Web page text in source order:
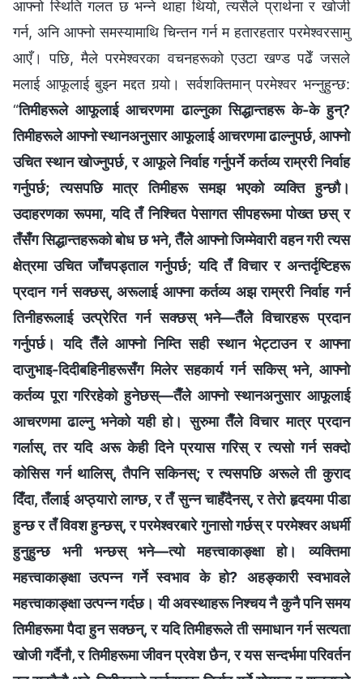
आफ्नो स्थिति गलत छ भन्ने थाहा थियो, त्यसैले प्रार्थना र खोजी
गर्न, अनि आफ्नो समस्यामाथि चिन्तन गर्न म हतारहतार परमेश्‍वरसामु
आएँ। पछि, मैले परमेश्‍वरका वचनहरूको एउटा खण्ड पढेँ जसले
मलाई आफूलाई बुझ्न मद्दत गर्‍यो। सर्वशक्तिमान्‌ परमेश्‍वर भन्‍नुहुन्छ:
“तिमीहरूले आफूलाई आचरणमा ढाल्नुका सिद्धान्तहरू के-के हुन्?
तिमीहरूले आफ्नो स्थानअनुसार आफूलाई आचरणमा ढाल्नुपर्छ, आफ्नो
उचित स्थान खोज्‍नुपर्छ, र आफूले निर्वाह गर्नुपर्ने कर्तव्य राम्ररी निर्वाह
गर्नुपर्छ; त्यसपछि मात्र तिमीहरू समझ भएको व्यक्ति हुन्छौ।
उदाहरणका रूपमा, यदि तँ निश्‍चित पेसागत सीपहरूमा पोख्त छस् र
तँसँग सिद्धान्तहरूको बोध छ भने, तैँले आफ्नो जिम्मेवारी वहन गरी त्यस
क्षेत्रमा उचित जाँचपड्ताल गर्नुपर्छ; यदि तँ विचार र अन्तर्दृष्टिहरू
प्रदान गर्न सक्छस्, अरूलाई आफ्ना कर्तव्य अझ राम्ररी निर्वाह गर्न
तिनीहरूलाई उत्प्रेरित गर्न सक्छस् भने—तैँले विचारहरू प्रदान
गर्नुपर्छ। यदि तैँले आफ्नो निम्ति सही स्थान भेट्टाउन र आफ्ना
दाजुभाइ-दिदीबहिनीहरूसँग मिलेर सहकार्य गर्न सकिस् भने, आफ्नो
कर्तव्य पूरा गरिरहेको हुनेछस्—तैँले आफ्‍नो स्थानअनुसार आफूलाई
आचरणमा ढाल्नु भनेको यही हो। सुरुमा तैँले विचार मात्र प्रदान
गर्लास्, तर यदि अरू केही दिने प्रयास गरिस् र त्यसो गर्न सक्दो
कोसिस गर्न थालिस्, तैपनि सकिनस्; र त्यसपछि अरूले ती कुराद
दिँदा, तँलाई अप्ठ्यारो लाग्छ, र तँ सुन्न चाहँदैनस्, र तेरो हृदयमा पीडा
हुन्छ र तँ विवश हुन्छस्, र परमेश्‍वरबारे गुनासो गर्छस् र परमेश्‍वर अधर्मी
हुनुहुन्छ भनी भन्छस् भने—त्यो महत्त्वाकाङ्क्षा हो। व्यक्तिमा
महत्त्वाकाङ्क्षा उत्पन्न गर्ने स्वभाव के हो? अहङ्कारी स्वभावले
महत्त्वाकाङ्क्षा उत्पन्न गर्दछ। यी अवस्थाहरू निश्चय नै कुनै पनि समय
तिमीहरूमा पैदा हुन सक्छन्, र यदि तिमीहरूले ती समाधान गर्न सत्यता
खोजी गर्दैनौ, र तिमीहरूमा जीवन प्रवेश छैन, र यस सन्दर्भमा परिवर्तन